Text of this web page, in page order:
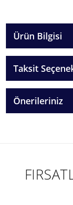
Ürün Bilgisi
Taksit
Önerileriniz